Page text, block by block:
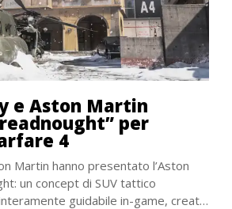
e Aston Martin
per
4
Martin hanno presentato l’Aston
un concept di SUV tattico
guidabile in-game, creato